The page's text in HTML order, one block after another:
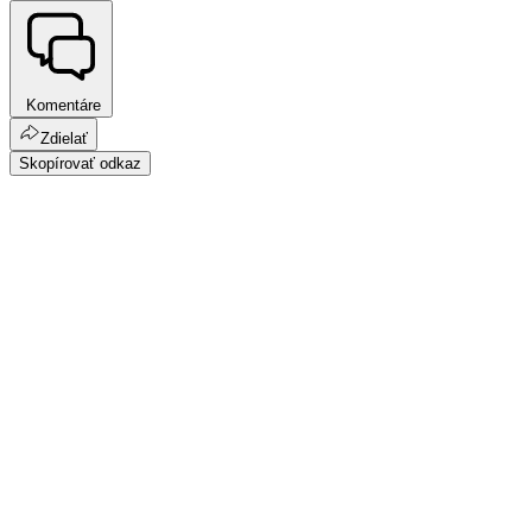
Komentáre
Zdielať
Skopírovať odkaz